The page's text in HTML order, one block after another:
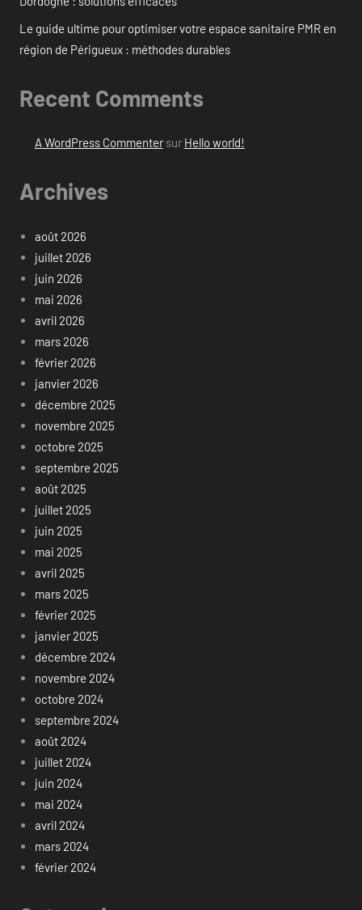
Le guide ultime pour optimiser votre espace sanitaire PMR en
région de Périgueux : méthodes durables
Recent Comments
A WordPress Commentersur Hello world!
Archives
août 2026
juillet 2026
juin 2026
mai 2026
avril 2026
mars 2026
février 2026
janvier 2026
décembre 2025
novembre 2025
octobre 2025
septembre 2025
août 2025
juillet 2025
juin 2025
mai 2025
avril 2025
mars 2025
février 2025
janvier 2025
décembre 2024
novembre 2024
octobre 2024
septembre 2024
août 2024
juillet 2024
juin 2024
mai 2024
avril 2024
mars 2024
février 2024